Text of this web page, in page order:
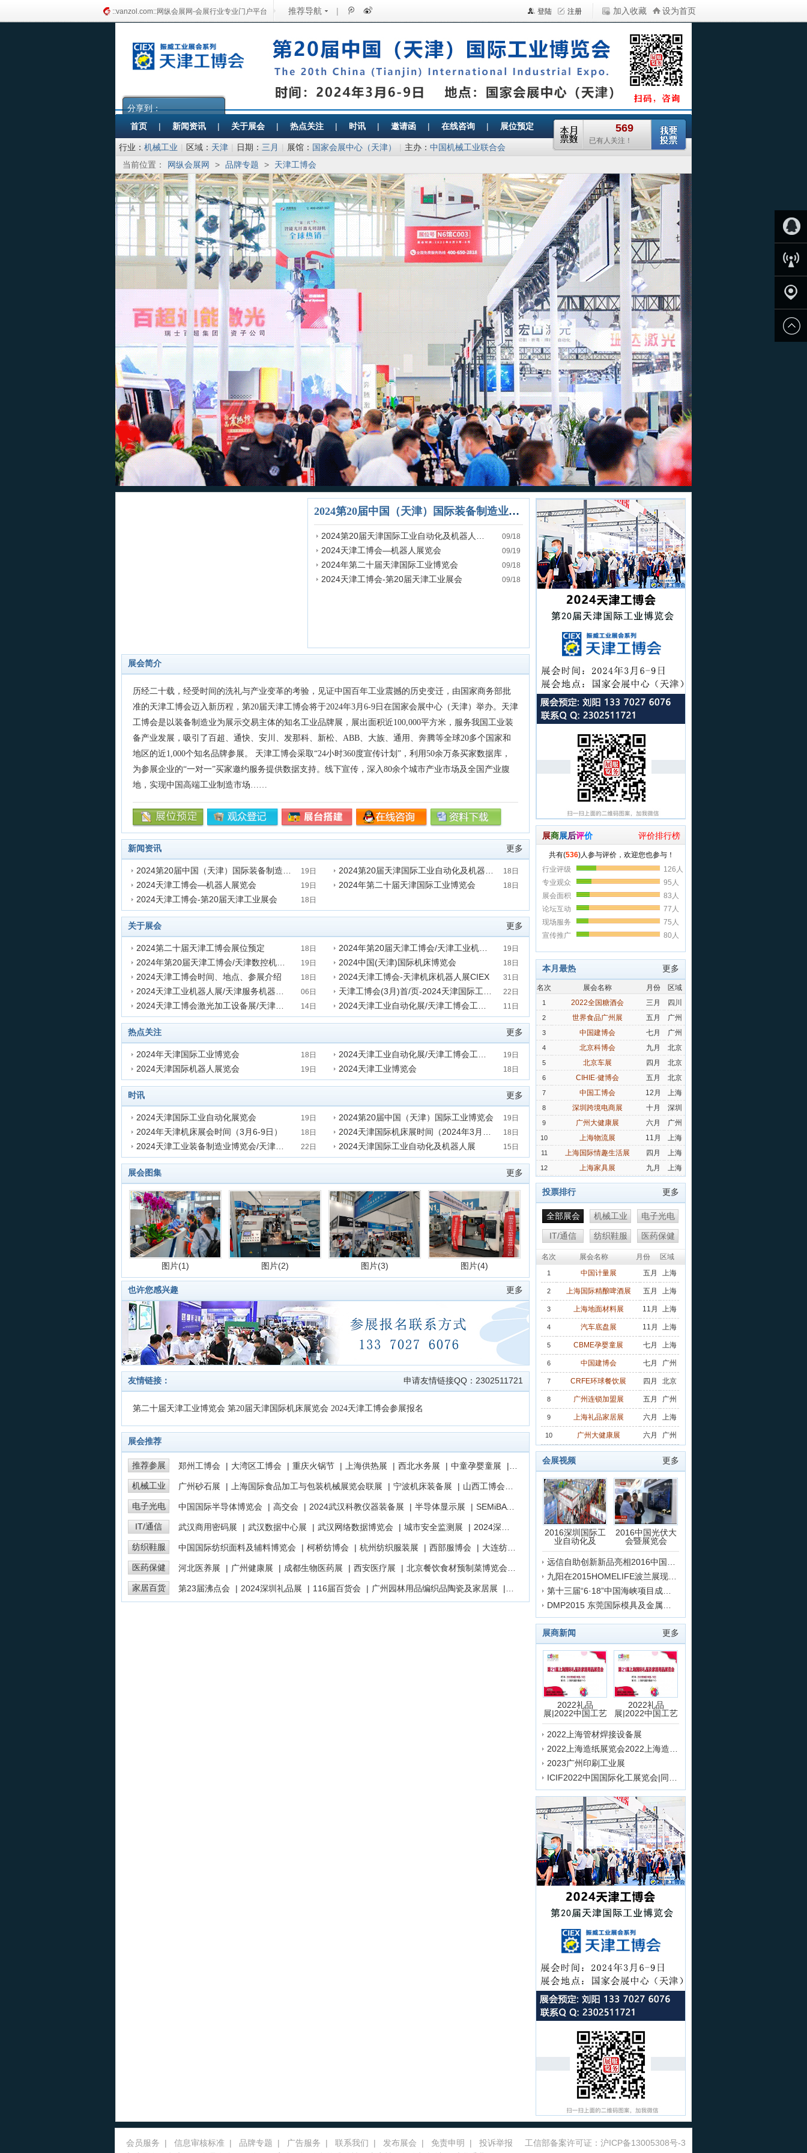
::vanzol.com::网纵会展网-会展行业专业门户平台 推荐导航 | 加入收藏 设为首页
分享到：
首页
| 新闻资讯 | 关于展会 | 热点关注 | 时讯 | 邀请函 | 在线咨询 | 展位预定
行业： 机械工业 | 区域： 天津 | 日期： 三月 | 展馆： 国家会展中心（天津） | 主办： 中国机械工业联合会
当前位置：
网纵会展网 > 品牌专题 > 天津工博会
2024第20届中国（天津）国际装备制造业博览会
09/18
发表时间:2023-09-18 19:37:17
2024天津工博会—机器人展览会 09/19
发表时间:2023-09-19 15:14:48
2024年第二十届天津国际工业博览会 09/18
发表时间:2023-09-18 19:41:51
2024天津工博会-第20届天津工业展会 09/18
展会简介
历经二十载，经受时间的洗礼与产业变革的考验，见证中国百年工业震撼的历史变迁，由国家商务部批
准的天津工博会迈入新历程，第20届天津工博会将于2024年3月6-9日在国家会展中心（天津）举办。天津
工博会是以装备制造业为展示交易主体的知名工业品牌展，展出面积近100,000平方米，服务我国工业装
备产业发展，吸引了百超、通快、安川、发那科、新松、ABB、大族、通用、奔腾等全球20多个国家和
地区的近1,000个知名品牌参展。 天津工博会采取“24小时360度宣传计划”，利用50余万条买家数据库，
为参展企业的“一对一”买家邀约服务提供数据支持。线下宣传，深入80余个城市产业市场及全国产业腹
地，实现中国高端工业制造市场……
新闻资讯 更多
19日
发表时间:2023-09-19 15:40:02
18日
发表时间:2023-09-18 19:37:17
2024天津工博会—机器人展览会 19日
发表时间:2023-09-19 15:14:48
2024年第二十届天津国际工业博览会 18日
2024天津工博会-第20届天津工业展会 18日
关于展会
更多
2024第二十届天津工博会展位预定 18日
发表时间:2023-09-18 15:40:16
19日
发表时间:2023-09-19 14:43:04
19日
发表时间:2023-09-19 14:41:25
2024中国(天津)国际机床博览会 18日
发表时间:2023-09-18 19:35:05
2024天津工博会时间、地点、参展介绍 18日
发表时间:2023-09-18 18:47:19
2024天津工博会-天津机床机器人展CIEX 31日
发表时间:2021-07-31 09:07:18
06日
发表时间:2020-11-06 10:06:59
22日
发表时间:2020-09-22 15:33:29
14日 11日
热点关注
更多
2024年天津国际工业博览会 18日
发表时间:2023-09-18 19:39:10
19日
发表时间:2023-09-19 14:46:42
2024天津国际机器人展览会 19日 2024天津工业博览会 18日
时讯
更多
2024天津国际工业自动化展览会 19日
发表时间:2023-09-19 15:29:17
2024第20届中国（天津）国际工业博览会 19日
发表时间:2023-09-19 15:36:19
2024年天津机床展会时间（3月6-9日） 18日
发表时间:2023-09-18 19:33:18
18日
发表时间:2023-09-18 18:53:57
22日 2024天津国际工业自动化及机器人展 15日
展会图集
更多
图片(1) 图片(2) 图片(3) 图片(4)
图片(5) 图片(6)
也许您感兴趣 更多
友情链接： 申请友情链接QQ：2302511721
第二十届天津工业博览会 第20届天津国际机床展览会 2024天津工博会参展报名
展会推荐
推荐参展 郑州工博会 | 大湾区工博会 | 重庆火锅节 | 上海供热展 | 西北水务展 | 中童孕婴童展 | 全国医院建设大会 2024第二十届天津工博会
机械工业 广州砂石展 | 上海国际食品加工与包装机械展览会联展 | 宁波机床装备展 | 山西工博会 中国高交会 | 上海压缩机展 | 世界制造业大会
电子光电 中国国际半导体博览会 | 高交会 | 2024武汉科教仪器装备展 | 半导体显示展 | SEMiBAY湾芯展 | 深圳安防展 | 中国电子展 | 深圳电子展
IT/通信 武汉商用密码展 | 武汉数据中心展 | 武汉网络数据博览会 | 城市安全监测展 | 2024深圳高交会 雷达未来大会 | 广东互联网博览会 |
纺织鞋服 中国国际纺织面料及辅料博览会 | 柯桥纺博会 | 杭州纺织服装展 | 西部服博会 | 大连纺博会 成都纺织服装展 运动时尚潮服展
医药保健 河北医养展 | 广州健康展 | 成都生物医药展 | 西安医疗展 | 北京餐饮食材预制菜博览会 德国医疗展 | 重庆医疗展 | 昆明医疗展 |
家居百货 第23届沸点会 | 2024深圳礼品展 | 116届百货会 | 广州园林用品编织品陶瓷及家居展 | 2024上海日用百货展 | 天津家博会 | 2023深圳自有品牌展
展商展后评价 评价排行榜
本月最热 更多
名次 展会名称 月份 区域
1 2022全国糖酒会 三月 四川
2 世界食品广州展 五月 广州
3 中国建博会 七月 广州
4 北京科博会 九月 北京
5 北京车展 四月 北京
6 CIHIE·健博会 五月 北京
7 中国工博会 12月 上海
8 深圳跨境电商展 十月 深圳
9 广州大健康展 六月 广州
10 上海物流展 11月 上海
11 上海国际情趣生活展 四月 上海
12 上海家具展 九月 上海
投票排行 更多
全部展会 机械工业 电子光电
IT/通信 纺织鞋服 医药保健
名次 展会名称 月份 区域
1 中国计量展 五月 上海
2 上海国际精酿啤酒展 五月 上海
3 上海地面材料展 11月 上海
4 汽车底盘展 11月 上海
5 CBME孕婴童展 七月 上海
6 中国建博会 七月 广州
7 CRFE环球餐饮展 四月 北京
8 广州连锁加盟展 五月 广州
9 上海礼品家居展 六月 上海
10 广州大健康展 六月 广州
会展视频 更多
2016深圳国际工
业自动化及
2016中国光伏大
会暨展览会
展商新闻 更多
2022礼品
展|2022中国工艺
品
2022礼品
展|2022中国工艺
品
2022上海管材焊接设备展
2023广州印刷工业展
工信部备案许可证：沪ICP备13005308号-3
会员服务 | 信息审核标准 | 品牌专题 | 广告服务 | 联系我们 | 发布展会 | 免责申明 |
投诉举报
QQ客服
申请参
观众登